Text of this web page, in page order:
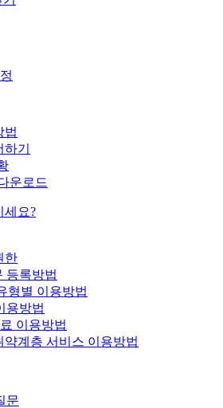
법
기
운로드
세요?
한
등록방법
형별 이용방법
용방법
이용방법
약계층 서비스 이용방법
문